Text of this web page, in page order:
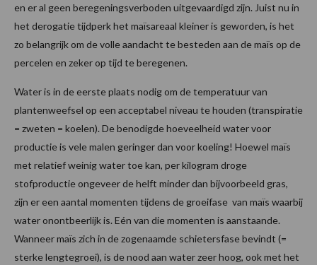
en er al geen beregeningsverboden uitgevaardigd zijn. Juist nu in
het derogatie tijdperk het maïsareaal kleiner is geworden, is het
zo belangrijk om de volle aandacht te besteden aan de maïs op de
percelen en zeker op tijd te beregenen.
Water is in de eerste plaats nodig om de temperatuur van
plantenweefsel op een acceptabel niveau te houden (transpiratie
= zweten = koelen). De benodigde hoeveelheid water voor
productie is vele malen geringer dan voor koeling! Hoewel maïs
met relatief weinig water toe kan, per kilogram droge
stofproductie ongeveer de helft minder dan bijvoorbeeld gras,
zijn er een aantal momenten tijdens de groeifase van maïs waarbij
water onontbeerlijk is. Eén van die momenten is aanstaande.
Wanneer maïs zich in de zogenaamde schietersfase bevindt (=
sterke lengtegroei), is de nood aan water zeer hoog, ook met het